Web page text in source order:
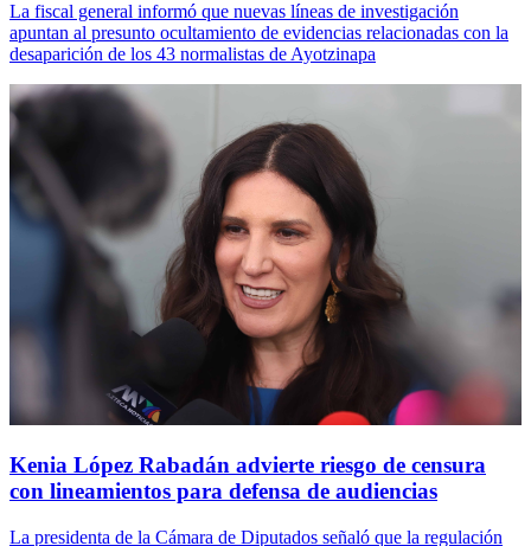
La fiscal general informó que nuevas líneas de investigación
apuntan al presunto ocultamiento de evidencias relacionadas con la
desaparición de los 43 normalistas de Ayotzinapa
Kenia López Rabadán advierte riesgo de censura
con lineamientos para defensa de audiencias
La presidenta de la Cámara de Diputados señaló que la regulación